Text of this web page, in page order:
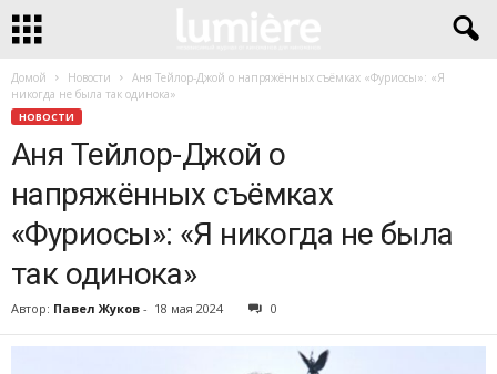
Домой Новости
Аня Тейлор-Джой о напряжённых съёмках «Фуриосы»: «Я
никогда не была так одинока»
НОВОСТИ
Аня Тейлор-Джой о
напряжённых съёмках
«Фуриосы»: «Я никогда не была
так одинока»
Автор: Павел Жуков - 18 мая 2024 0